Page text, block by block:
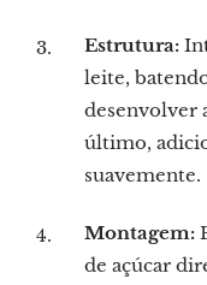
Estrutura:
leite,
desenvolver
último,
suavemente.
Montagem:
de açúcar